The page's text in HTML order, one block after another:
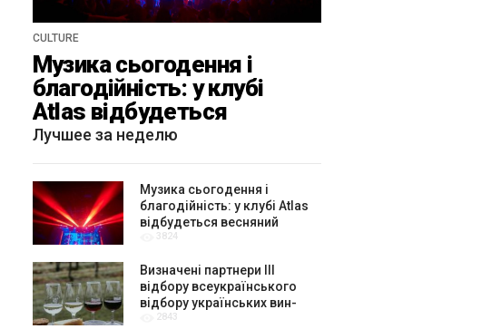
CULTURE
Музика сьогодення і
благодійність: у клубі
Atlas відбудеться
весняний «ГОМІН»
Лучшее за неделю
Музика сьогодення і
благодійність: у клубі Atlas
відбудеться весняний
«ГОМІН»
3824
Визначені партнери ІІІ
відбору всеукраїнського
відбору українських вин-
амбасадорів
2843